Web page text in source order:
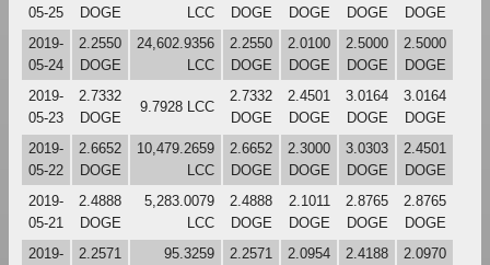
05-25
DOGE
LCC
DOGE
DOGE
DOGE
DOGE
2019-
05-24
2.2550
DOGE
24,602.9356
LCC
2.2550
DOGE
2.0100
DOGE
2.5000
DOGE
2.5000
DOGE
2019-
05-23
2.7332
DOGE
9.7928 LCC
2.7332
DOGE
2.4501
DOGE
3.0164
DOGE
3.0164
DOGE
2019-
05-22
2.6652
DOGE
10,479.2659
LCC
2.6652
DOGE
2.3000
DOGE
3.0303
DOGE
2.4501
DOGE
2019-
05-21
2.4888
DOGE
5,283.0079
LCC
2.4888
DOGE
2.1011
DOGE
2.8765
DOGE
2.8765
DOGE
2019-
2.2571
95.3259
2.2571
2.0954
2.4188
2.0970